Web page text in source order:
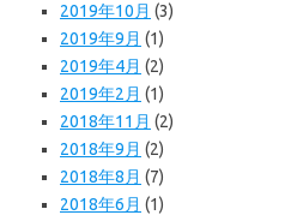
2019年10月 (3)
2019年9月 (1)
2019年4月 (2)
2019年2月 (1)
2018年11月 (2)
2018年9月 (2)
2018年8月 (7)
2018年6月 (1)